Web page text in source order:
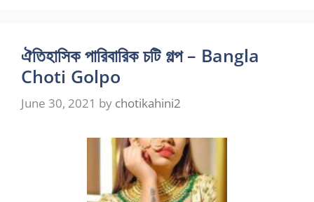
ঐতিহাসিক পারিবারিক চটি গল্প – Bangla
Choti Golpo
June 30, 2021 by chotikahini2